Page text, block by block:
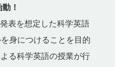
！
表を想定した科学英語
身につけることを目的
る科学英語の授業が行